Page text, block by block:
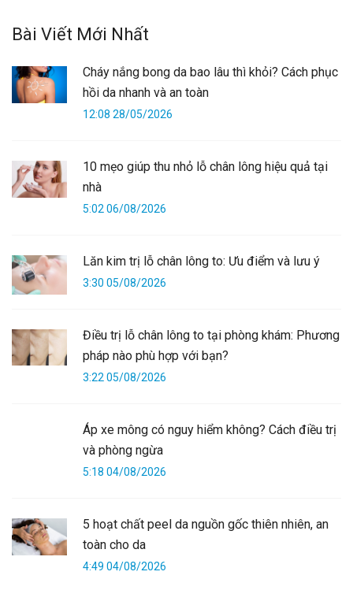
Bài Viết Mới Nhất
Cháy nắng bong da bao lâu thì khỏi? Cách phục
hồi da nhanh và an toàn
12:08 28/05/2026
10 mẹo giúp thu nhỏ lỗ chân lông hiệu quả tại
nhà
5:02 06/08/2026
Lăn kim trị lỗ chân lông to: Ưu điểm và lưu ý
3:30 05/08/2026
Điều trị lỗ chân lông to tại phòng khám: Phương
pháp nào phù hợp với bạn?
3:22 05/08/2026
Áp xe mông có nguy hiểm không? Cách điều trị
và phòng ngừa
5:18 04/08/2026
5 hoạt chất peel da nguồn gốc thiên nhiên, an
toàn cho da
4:49 04/08/2026